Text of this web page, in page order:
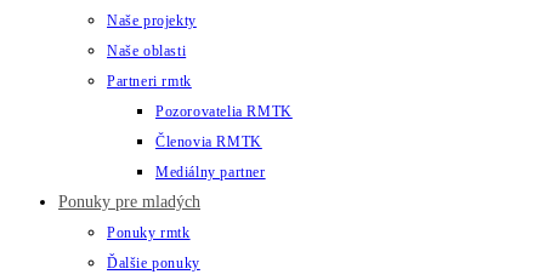
Naše projekty
Naše oblasti
Partneri rmtk
Pozorovatelia RMTK
Členovia RMTK
Mediálny partner
Ponuky pre mladých
Ponuky rmtk
Ďalšie ponuky